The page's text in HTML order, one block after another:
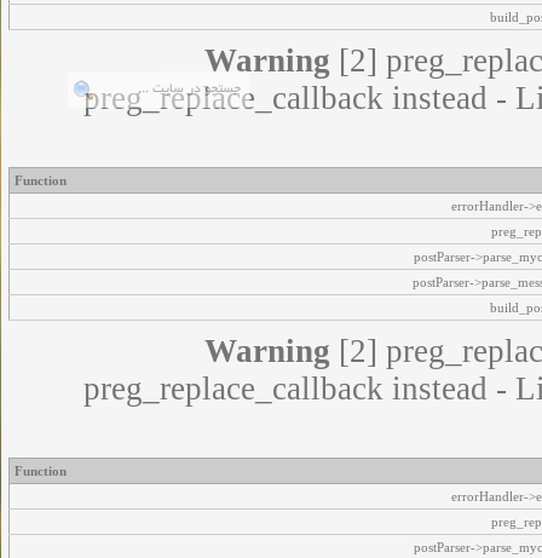
Warning [2]
preg_replace_callback instead -
Function
errorHandler-
postParser-
postParser-
Warning [2]
preg_replace_callback instead -
Function
errorHandler-
postParser-